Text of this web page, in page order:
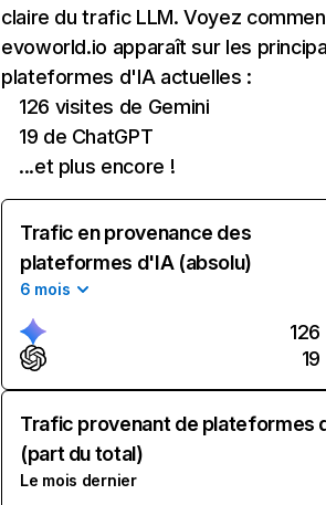
claire du trafic LLM. Voyez
evoworld.io apparaît sur les
plateformes d'IA actuelles :
126 visites de Gemini
19 de ChatGPT
...et plus encore !
Trafic en provenance des
plateformes d'IA (absolu)
6 mois
126
19
Trafic provenant de plateformes
(part du total)
Le mois dernier